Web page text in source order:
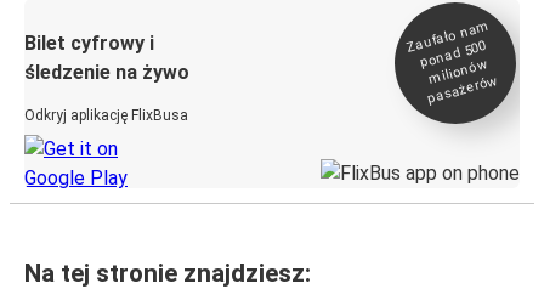
Bilet cyfrowy i
śledzenie na żywo
Odkryj aplikację FlixBusa
Zaufało na
m
ponad 500
milionó
w
pasażeró
w
Na tej stronie znajdziesz: